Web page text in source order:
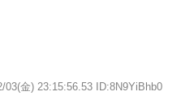
03(金) 23:15:56.53 ID:8N9YiBhb0